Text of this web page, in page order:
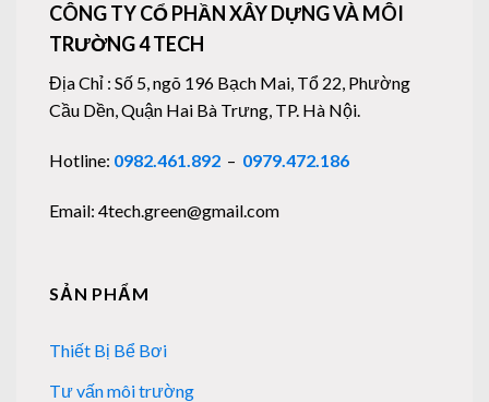
CÔNG TY CỔ PHẦN XÂY DỰNG VÀ MÔI
TRƯỜNG 4 TECH
Địa Chỉ : Số 5, ngõ 196 Bạch Mai, Tổ 22, Phường
Cầu Dền, Quận Hai Bà Trưng, TP. Hà Nội.
Hotline: 0982.461.892 – 0979.472.186
Email: 4tech.green@gmail.com
SẢN PHẨM
Thiết Bị Bể Bơi
Tư vấn môi trường